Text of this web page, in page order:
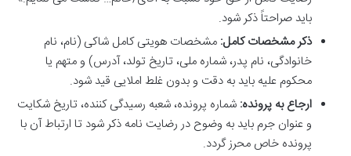
باید صراحتاً ذکر شود.
ذکر مشخصات کامل: مشخصات هویتی کامل شاکی (نام، نام
خانوادگی، نام پدر، شماره ملی، تاریخ تولد، آدرس) و متهم یا
محکوم علیه باید به دقت و بدون غلط املایی قید شود.
ارجاع به پرونده: شماره پرونده، شعبه رسیدگی کننده، تاریخ شکایت
و عنوان جرم باید به وضوح در رضایت نامه ذکر شود تا ارتباط آن با
پرونده خاص محرز گردد.